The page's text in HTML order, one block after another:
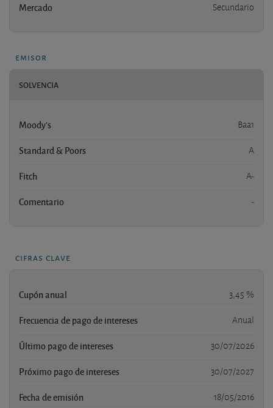
Mercado Secundario
emisor
SOLVENCIA
Moody's Baa1
Standard & Poors A
Fitch A-
Comentario -
cifras clave
Cupón anual 3,45 %
Frecuencia de pago de intereses Anual
Último pago de intereses 30/07/2026
Próximo pago de intereses 30/07/2027
Fecha de emisión 18/05/2016